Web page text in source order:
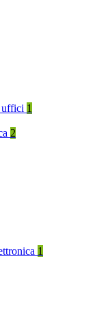
uffici 1
2
1